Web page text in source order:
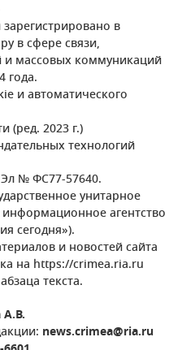
в
в сфере связи,
массовых коммуникаций
года.
и автоматического
(ред. 2023 г.)
технологий
Эл № ФС77-57640.
унитарное
агентство
сегодня»).
и новостей сайта
на https://crimea.ria.ru
текста.
А.В.
news.crimea@ria.ru